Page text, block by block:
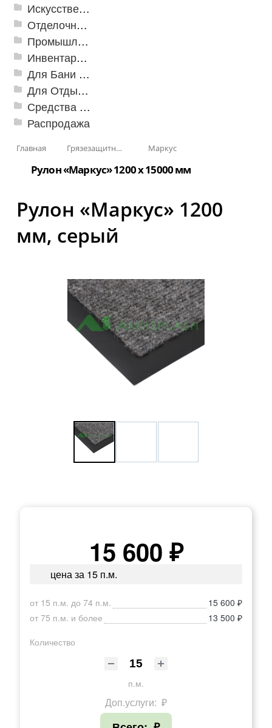
Искусственная трава
Отделочные профили
Промышленный текстиль
Инвентарь для клининга
Для Бани и Сауны
Для Отдыха и Пикника
Средства от насекомых и садовых вредителей
Распродажа
Главная Грязезащитные, влаговпитывающие покрытия Маркус
Рулон «Маркус» 1200 х 15000 мм
Рулон «Маркус» 1200
мм, серый
15 600 ₽
цена за 15 п.м.
от 15 п.м. до 74 п.м.
15 600 ₽
от 75 п.м. и более
13 500 ₽
Количество
п.м.
Доп.услуги: ₽